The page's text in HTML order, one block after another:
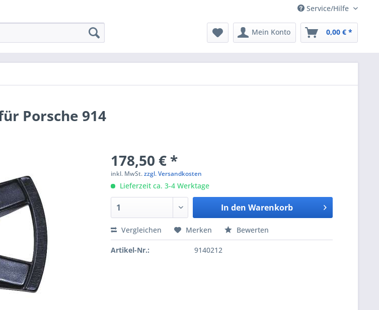
Service/Hilfe
Mein Konto 0,00 € *
Porsche 914
178,50 € *
inkl. MwSt.zzgl. Versandkosten
Lieferzeit ca. 3-4 Werktage
In den Warenkorb
Vergleichen Merken Bewerten
Artikel-Nr.: 9140212